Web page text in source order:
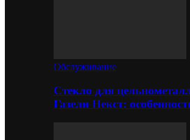
Обслуживание
Стекло для
Газели Некст: